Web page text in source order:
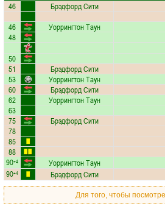
46 Брэдфорд Сити
46 Уоррингтон Таун
48
50
51 Брэдфорд Сити
53 Уоррингтон Таун
60 Брэдфорд Сити
62 Уоррингтон Таун
63
75 Брэдфорд Сити
78
85
88
90+4 Уоррингтон Таун
90+4 Брэдфорд Сити
Для того, чтобы